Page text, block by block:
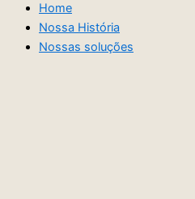
Home
Nossa História
Nossas soluções